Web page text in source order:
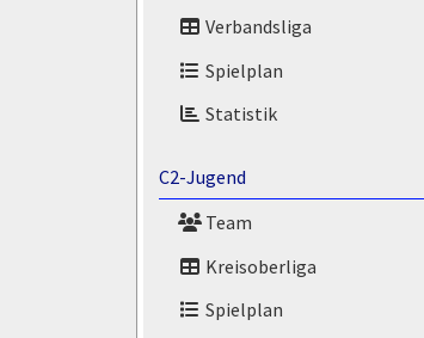
Verbandsliga
Spielplan
Statistik
C2-Jugend
Team
Kreisoberliga
Spielplan